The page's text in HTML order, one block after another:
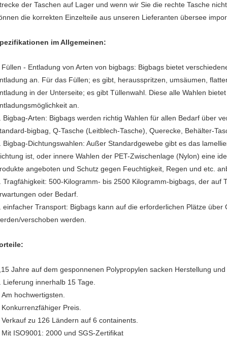
der Taschen auf Lager und wenn wir Sie die rechte Tasche
die korrekten Einzelteile aus unseren Lieferanten übersee
im Allgemeinen:
Füllen - Entladung von Arten von bigbags: Bigbags bietet
an. Für das Füllen; es gibt, herausspritzen, umsäumen,
in der Unterseite; es gibt Tüllenwahl. Diese alle Wahlen
an.
Bigbag-Arten: Bigbags werden richtig Wahlen für allen Bedarf über
bigbag, Q-Tasche (Leitblech-Tasche), Querecke, Behälter-
Bigbag-Dichtungswahlen: Außer Standardgewebe gibt es das
ist, oder innere Wahlen der PET-Zwischenlage (Nylon) eine
angeboten und Schutz gegen Feuchtigkeit, Regen und etc.
Tragfähigkeit: 500-Kilogramm- bis 2500 Kilogramm-bigbags, der auf
oder Bedarf.
einfacher Transport: Bigbags kann auf die erforderlichen Plätze über
verschoben werden.
Jahre auf dem gesponnenen Polypropylen sacken Herstellung und
Lieferung innerhalb 15 Tage.
Am hochwertigsten.
Konkurrenzfähiger Preis.
Verkauf zu 126 Ländern auf 6 containents.
Mit ISO9001: 2000 und SGS-Zertifikat